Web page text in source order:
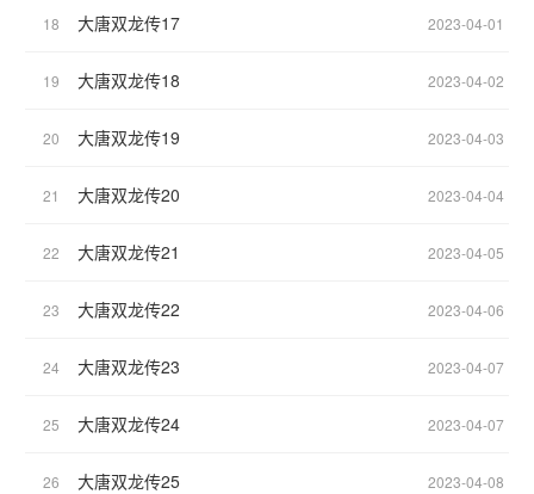
18 大唐双龙传17 2023-04-01
19 大唐双龙传18 2023-04-02
20 大唐双龙传19 2023-04-03
21 大唐双龙传20 2023-04-04
22 大唐双龙传21 2023-04-05
23 大唐双龙传22 2023-04-06
24 大唐双龙传23 2023-04-07
25 大唐双龙传24 2023-04-07
26 大唐双龙传25 2023-04-08